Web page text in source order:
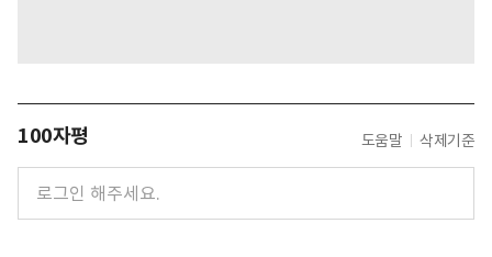
100자평 도움말 삭제기준